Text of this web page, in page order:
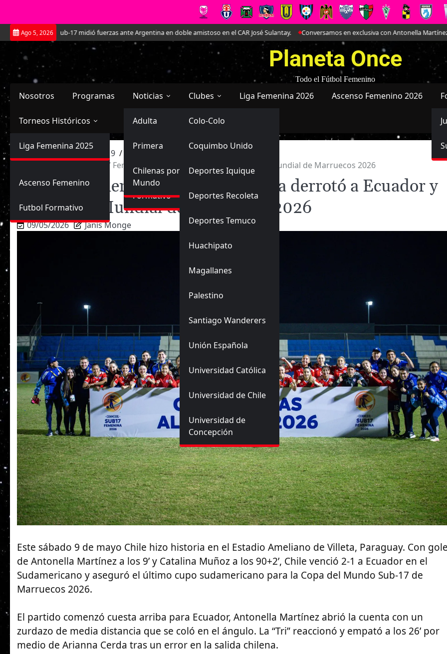
Saltar
al
contenido
Ago 5, 2026
Sub-17 midió fuerzas ante Argentina en doble amistoso en el CAR José Sulantay. Conversamos en exclusiva con Antonella Martínez: La joya de
Planeta Once
Todo el Fútbol Femenino
Nosotros Programas Noticias
Selección Chilena
Adulta
Sub-20
Sub-17
Futbol Nacional
Primera
Ascenso
Formativo
Futbol Internacional
Chilenas por el
Mundo
Clubes
Primera
Colo-Colo
Coquimbo Unido
Deportes Iquique
Deportes Recoleta
Deportes Temuco
Huachipato
Magallanes
Palestino
Santiago Wanderers
Unión Española
Universidad Católica
Universidad de Chile
Universidad de
Concepción
Ascenso
Liga Femenina 2026 Ascenso Femenino 2026
Torneos Históricos
Primera División
Femenina
Liga Femenina 2025
Ascenso Femenino
Futbol Formativo
Inicio
9
La Roja Femenina Sub-17 Femenina derrotó a Ecuador y clasificó al Mundial de Marruecos 2026
La Roja Femenina Sub-17 Femenina derrotó a Ecuador y
clasificó al Mundial de Marruecos 2026
09/05/2026 Janis Monge
Este sábado 9 de mayo Chile hizo historia en el Estadio Ameliano de Villeta, Paraguay. Con
de Antonella Martínez a los 9’ y Catalina Muñoz a los 90+2’, Chile venció 2-1 a Ecuador en el
Sudamericano y aseguró el último cupo sudamericano para la Copa del Mundo Sub-17 de
Marruecos 2026.
El partido comenzó cuesta arriba para Ecuador, Antonella Martínez abrió la cuenta con un
zurdazo de media distancia que se coló en el ángulo. La “Tri” reaccionó y empató a los 26’ por
medio de Arianna Cerda tras un error en la salida chilena.